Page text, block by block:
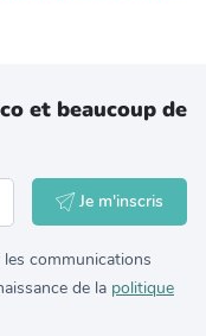
et beaucoup de
Je m'inscris
les communications
de la politique